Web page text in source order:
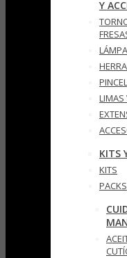
Y
LIMAS
KITS
KITS
PACKS